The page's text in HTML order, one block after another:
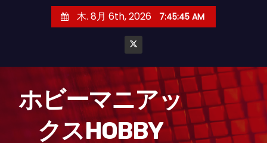
木. 8月 6th, 2026 7:45:46 AM
ホビーマニアッ
クスHOBBY